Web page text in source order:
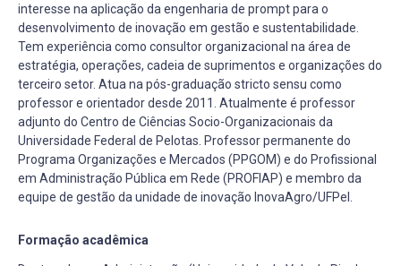
interesse na aplicação da engenharia de prompt para o
desenvolvimento de inovação em gestão e sustentabilidade.
Tem experiência como consultor organizacional na área de
estratégia, operações, cadeia de suprimentos e organizações do
terceiro setor. Atua na pós-graduação stricto sensu como
professor e orientador desde 2011. Atualmente é professor
adjunto do Centro de Ciências Socio-Organizacionais da
Universidade Federal de Pelotas. Professor permanente do
Programa Organizações e Mercados (PPGOM) e do Profissional
em Administração Pública em Rede (PROFIAP) e membro da
equipe de gestão da unidade de inovação InovaAgro/UFPel.
Formação acadêmica